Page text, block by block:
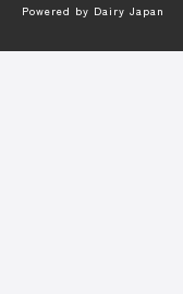
Powered by Dairy Japan